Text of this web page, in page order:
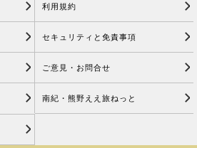
利用規約
セキュリティと免責事項
ご意見・お問合せ
南紀・熊野ええ旅ねっと